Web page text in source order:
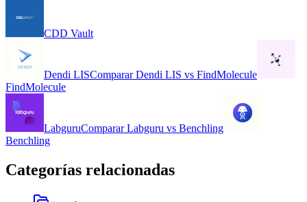
CDD Vault
Dendi LISComparar Dendi LIS vs FindMolecule
FindMolecule
LabguruComparar Labguru vs Benchling
Benchling
Categorías relacionadas